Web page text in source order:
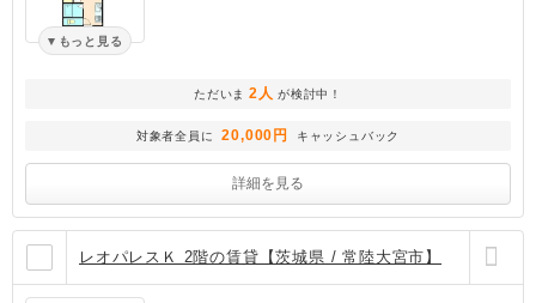
もっと見る
ただいま 2人 が検討中！
対象者全員に 20,000円 キャッシュバック
詳細を見る
レオパレスＫ 2階の賃貸【茨城県 / 常陸大宮市】